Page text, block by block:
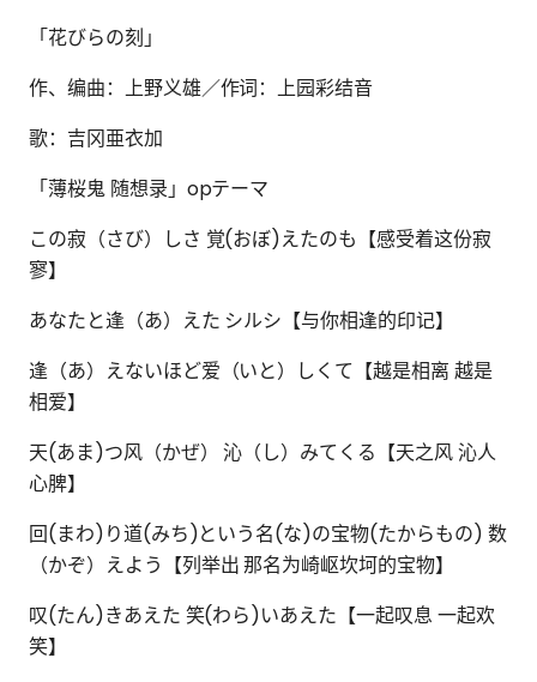
「花びらの刻」
作、编曲：上野义雄／作词：上园彩结音
歌：吉冈亜衣加
「薄桜鬼 随想录」opテーマ
この寂（さび）しさ 覚(おぼ)えたのも【感受着这份寂
寥】
あなたと逢（あ）えた シルシ【与你相逢的印记】
逢（あ）えないほど爱（いと）しくて【越是相离 越是
相爱】
天(あま)つ风（かぜ） 沁（し）みてくる【天之风 沁人
心脾】
回(まわ)り道(みち)という名(な)の宝物(たからもの) 数
（かぞ）えよう【列举出 那名为崎岖坎坷的宝物】
叹(たん)きあえた 笑(わら)いあえた【一起叹息 一起欢
笑】